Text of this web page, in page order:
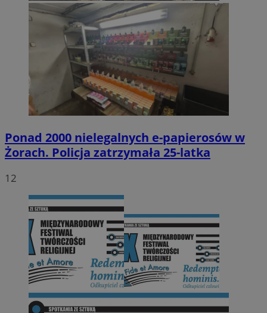
Ponad 2000 nielegalnych e-papierosów w
Żorach. Policja zatrzymała 25-latka
12